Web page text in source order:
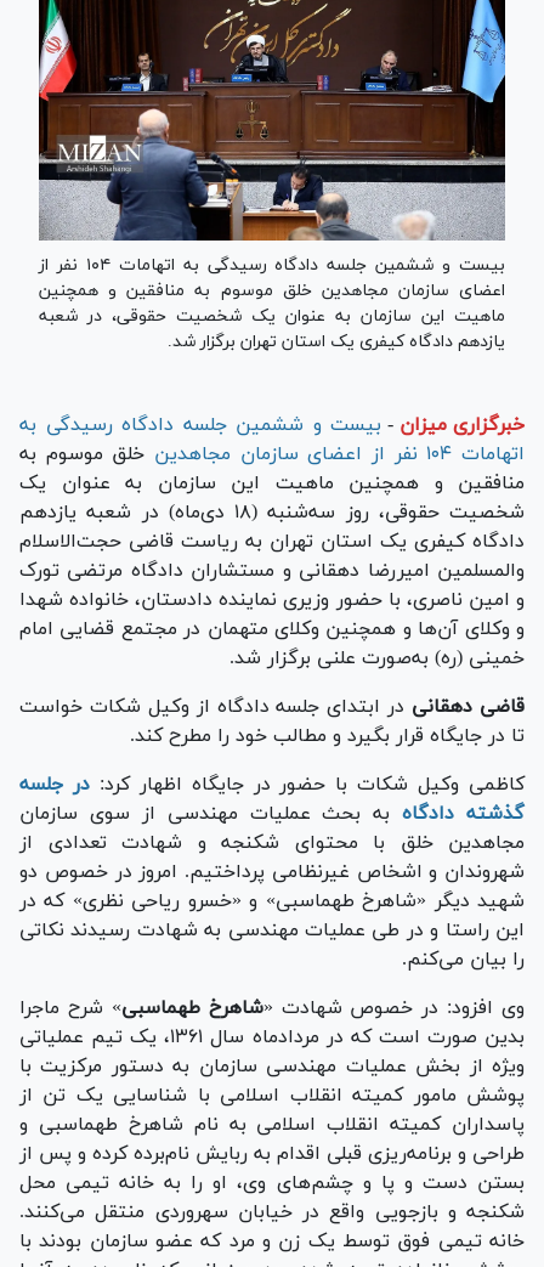
بیست و ششمین جلسه دادگاه رسیدگی به اتهامات ۱۰۴ نفر از
اعضای سازمان مجاهدین خلق موسوم به منافقین و همچنین
ماهیت این سازمان به عنوان یک شخصیت حقوقی، در شعبه
یازدهم دادگاه کیفری یک استان تهران برگزار شد.
خبرگزاری میزان - بیست و ششمین جلسه دادگاه رسیدگی به
اتهامات ۱۰۴ نفر از اعضای سازمان مجاهدین
خلق موسوم به
منافقین و همچنین ماهیت این سازمان به عنوان یک
شخصیت حقوقی، روز سه‌شنبه (۱۸ دی‌ماه) در شعبه یازدهم
دادگاه کیفری یک استان تهران به ریاست قاضی حجت‌الاسلام
والمسلمین امیررضا دهقانی و مستشاران دادگاه مرتضی تورک
و امین ناصری، با حضور وزیری نماینده دادستان، خانواده شهدا
و وکلای آن‌ها و همچنین وکلای متهمان در مجتمع قضایی امام
خمینی (ره) به‌صورت علنی برگزار شد.
قاضی دهقانی در ابتدای جلسه دادگاه از وکیل شکات خواست
تا در جایگاه قرار بگیرد و مطالب خود را مطرح کند.
کاظمی وکیل شکات با حضور در جایگاه اظهار کرد:در جلسه
گذشته دادگاهبه بحث عملیات مهندسی از سوی سازمان
مجاهدین خلق با محتوای شکنجه و شهادت تعدادی از
شهروندان و اشخاص غیرنظامی پرداختیم. امروز در خصوص دو
شهید دیگر «شاهرخ طهماسبی» و «خسرو ریاحی نظری» که در
این راستا و در طی عملیات مهندسی به شهادت رسیدند نکاتی
را بیان می‌کنم.
وی افزود: در خصوص شهادت «شاهرخ طهماسبی» شرح ماجرا
بدین صورت است که در مردادماه سال ۱۳۶۱، یک تیم عملیاتی
ویژه از بخش عملیات مهندسی سازمان به دستور مرکزیت با
پوشش مامور کمیته انقلاب اسلامی با شناسایی یک تن از
پاسداران کمیته انقلاب اسلامی به نام شاهرخ طهماسبی و
طراحی و برنامه‌ریزی قبلی اقدام به ربایش نام‌برده کرده و پس از
بستن دست و پا و چشم‌های وی، او را به خانه تیمی محل
شکنجه و بازجویی واقع در خیابان سهروردی منتقل می‌کنند.
خانه تیمی فوق توسط یک زن و مرد که عضو سازمان بودند با